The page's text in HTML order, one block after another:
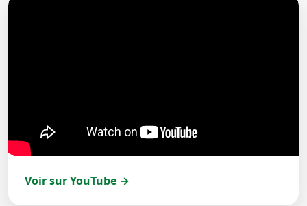
Voir sur YouTube →